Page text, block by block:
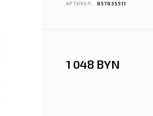
АРТИКУЛ: 857635511
1 048 BYN